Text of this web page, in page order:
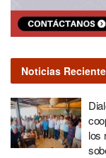
Noticias
los